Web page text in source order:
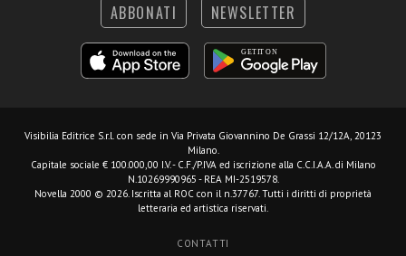
ABBONATI NEWSLETTER
Visibilia Editrice S.r.l. con sede in Via Privata Giovannino De Grassi 12/12A, 20123
Milano.
Capitale sociale € 100.000,00 I.V. - C.F./P.IVA ed iscrizione alla C.C.I.A.A. di Milano
N.10269990965 - REA MI-2519578.
Novella 2000 © 2026. Iscritta al ROC con il n.37767. Tutti i diritti di proprietà
letteraria ed artistica riservati.
CONTATTI